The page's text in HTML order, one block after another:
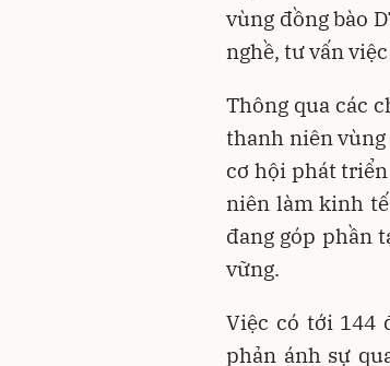
vùng đồng bào
nghề, tư vấn
Thông qua các
thanh niên vùng
cơ hội phát
niên làm kinh
đang góp phần
vững.
Việc có tới 144
phản ánh sự